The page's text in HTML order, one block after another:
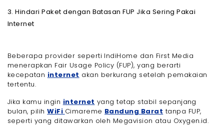
3. Hindari Paket dengan Batasan FUP Jika Sering Pakai
Internet
Beberapa provider seperti IndiHome dan First Media
menerapkan Fair Usage Policy (FUP), yang berarti
kecepatan internet akan berkurang setelah pemakaian
tertentu.
Jika kamu ingin internet yang tetap stabil sepanjang
bulan, pilihWiFi Cimareme Bandung Barat tanpa FUP,
seperti yang ditawarkan oleh Megavision atau Oxygen.id.